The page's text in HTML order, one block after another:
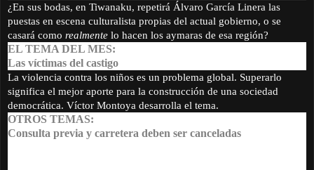
¿En sus bodas, en Tiwanaku, repetirá Álvaro García Linera las
puestas en escena culturalista propias del actual gobierno, o se
casará como realmente lo hacen los aymaras de esa región?
EL TEMA DEL MES:
Las víctimas del castigo
La violencia contra los niños es un problema global. Superarlo
significa el mejor aporte para la construcción de una sociedad
democrática. Víctor Montoya desarrolla el tema.
OTROS TEMAS:
Consulta previa y carretera deben ser canceladas